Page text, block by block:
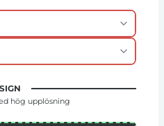
hög upplösning